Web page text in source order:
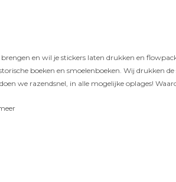
en wil je stickers laten drukken en
boeken en smoelenboeken. Wij drukken
we razendsnel, in alle mogelijke oplages!